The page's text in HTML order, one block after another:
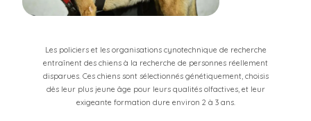
Les policiers et les organisations cynotechnique de recherche
entraînent des chiens à la recherche de personnes réellement
disparues. Ces chiens sont sélectionnés génétiquement, choisis
dès leur plus jeune âge pour leurs qualités olfactives, et leur
exigeante formation dure environ 2 à 3 ans.